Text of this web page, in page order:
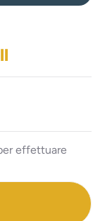
effettuare